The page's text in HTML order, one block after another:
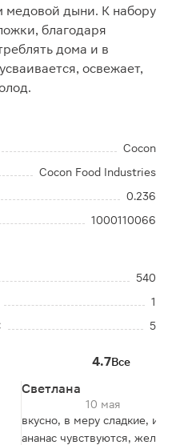
медовой дыни. К набору
благодаря
дома и в
освежает,
Cocon
Cocon Food Industries
0.236
1000110066
540
1
5
4.7Все
Светлана
10 мая
вкусно, в меру сладкие, и дыня и
ананас чувствуются, желе